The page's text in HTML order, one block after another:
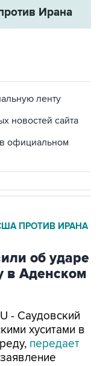
Ирана
ленту
новостей сайта
официальном
ПРОТИВ ИРАНА
об ударе
в Аденском
- Саудовский
хуситами в
передает